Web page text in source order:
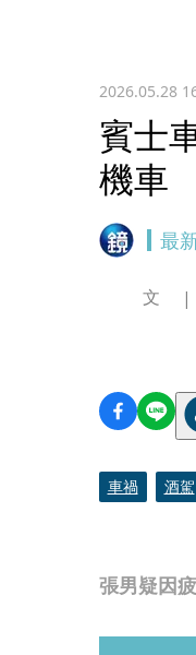
2026.05.28
賓士
機車
最
張男疑因
文
車禍 酒駕